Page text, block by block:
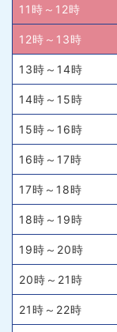
11時～12時
12時～13時
13時～14時
14時～15時
15時～16時
16時～17時
17時～18時
18時～19時
19時～20時
20時～21時
21時～22時